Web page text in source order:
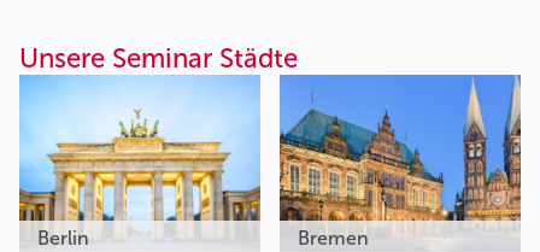
Unsere Seminar Städte
Berlin Bremen